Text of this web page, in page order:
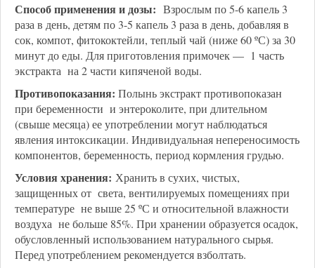
Способ применения и дозы: Взрослым по 5-6 капель 3
раза в день, детям по 3-5 капель 3 раза в день, добавляя в
сок, компот, фитококтейли, теплый чай (ниже 60 ºС) за 30
минут до еды. Для приготовления примочек — 1 часть
экстракта на 2 части кипяченой воды.
Противопоказания: Полынь экстракт противопоказан
при беременности и энтероколите, при длительном
(свыше месяца) ее употреблении могут наблюдаться
явления интоксикации. Индивидуальная непереносимость
компонентов, беременность, период кормления грудью.
Условия хранения: Хранить в сухих, чистых,
защищенных от света, вентилируемых помещениях при
температуре не выше 25 ºС и относительной влажности
воздуха не больше 85%. При хранении образуется осадок,
обусловленный использованием натурального сырья.
Перед употреблением рекомендуется взболтать.